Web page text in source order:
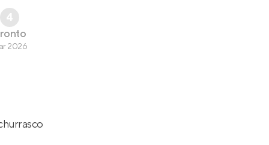
4
2026